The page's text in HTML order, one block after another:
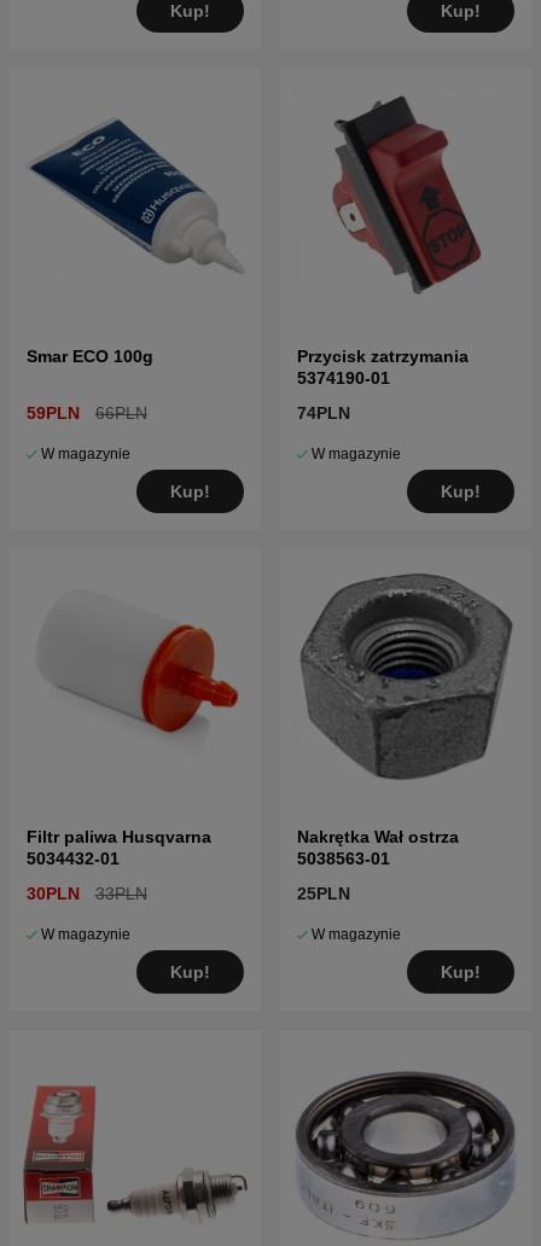
Kup! Kup!
Smar ECO 100g
59PLN 66PLN
W magazynie
Kup!
Przycisk zatrzymania
5374190-01
74PLN
W magazynie
Kup!
Filtr paliwa Husqvarna
5034432-01
30PLN
33PLN
W magazynie
Kup!
Nakrętka Wał ostrza
5038563-01
25PLN
W magazynie
Kup!